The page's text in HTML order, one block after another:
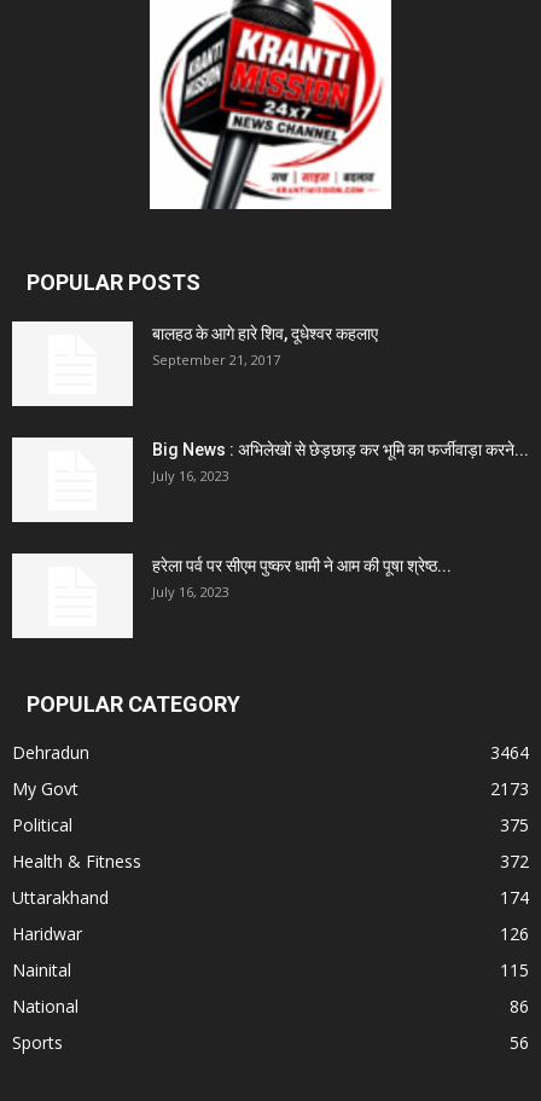
POPULAR POSTS
बालहठ के आगे हारे शिव, दूधेश्वर कहलाए
September 21, 2017
Big News : अभिलेखों से छेड़छाड़ कर भूमि का फर्जीवाड़ा करने...
July 16, 2023
हरेला पर्व पर सीएम पुष्कर धामी ने आम की पूषा श्रेष्ठ...
July 16, 2023
POPULAR CATEGORY
Dehradun
3464
My Govt
2173
Political
375
Health & Fitness
372
Uttarakhand
174
Haridwar
126
Nainital
115
National
86
Sports
56